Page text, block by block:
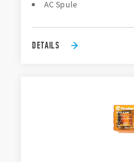
AC Spule
DETAILS